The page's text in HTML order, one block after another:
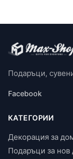
Подаръци,
Facebook
КАТЕГОРИИ
Декорация за
Подаръци за нов